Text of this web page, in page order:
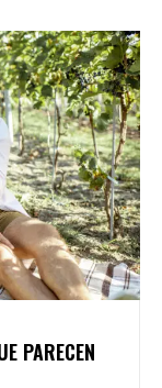
PARECEN